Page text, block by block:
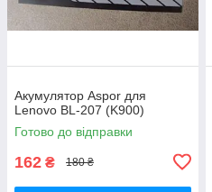
Акумулятор Aspor для
Lenovo BL-207 (K900)
Готово до відправки
162 ₴ 180 ₴